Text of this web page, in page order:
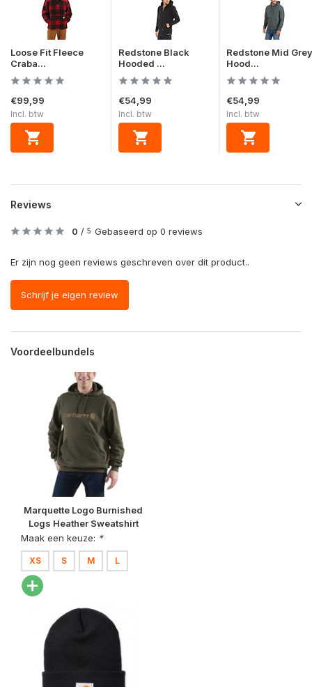
Loose Fit Fleece
Craba...
€99,99
Incl. btw
Redstone Black
Hooded ...
€54,99
Incl. btw
Redstone Mid Grey
Hood...
€54,99
Incl. btw
Reviews
0 / 5 Gebaseerd op 0 reviews
Er zijn nog geen reviews geschreven over dit product..
Schrijf je eigen review
Voordeelbundels
Marquette Logo Burnished
Logs Heather Sweatshirt
Heren
Maak een keuze: *
XS S M L